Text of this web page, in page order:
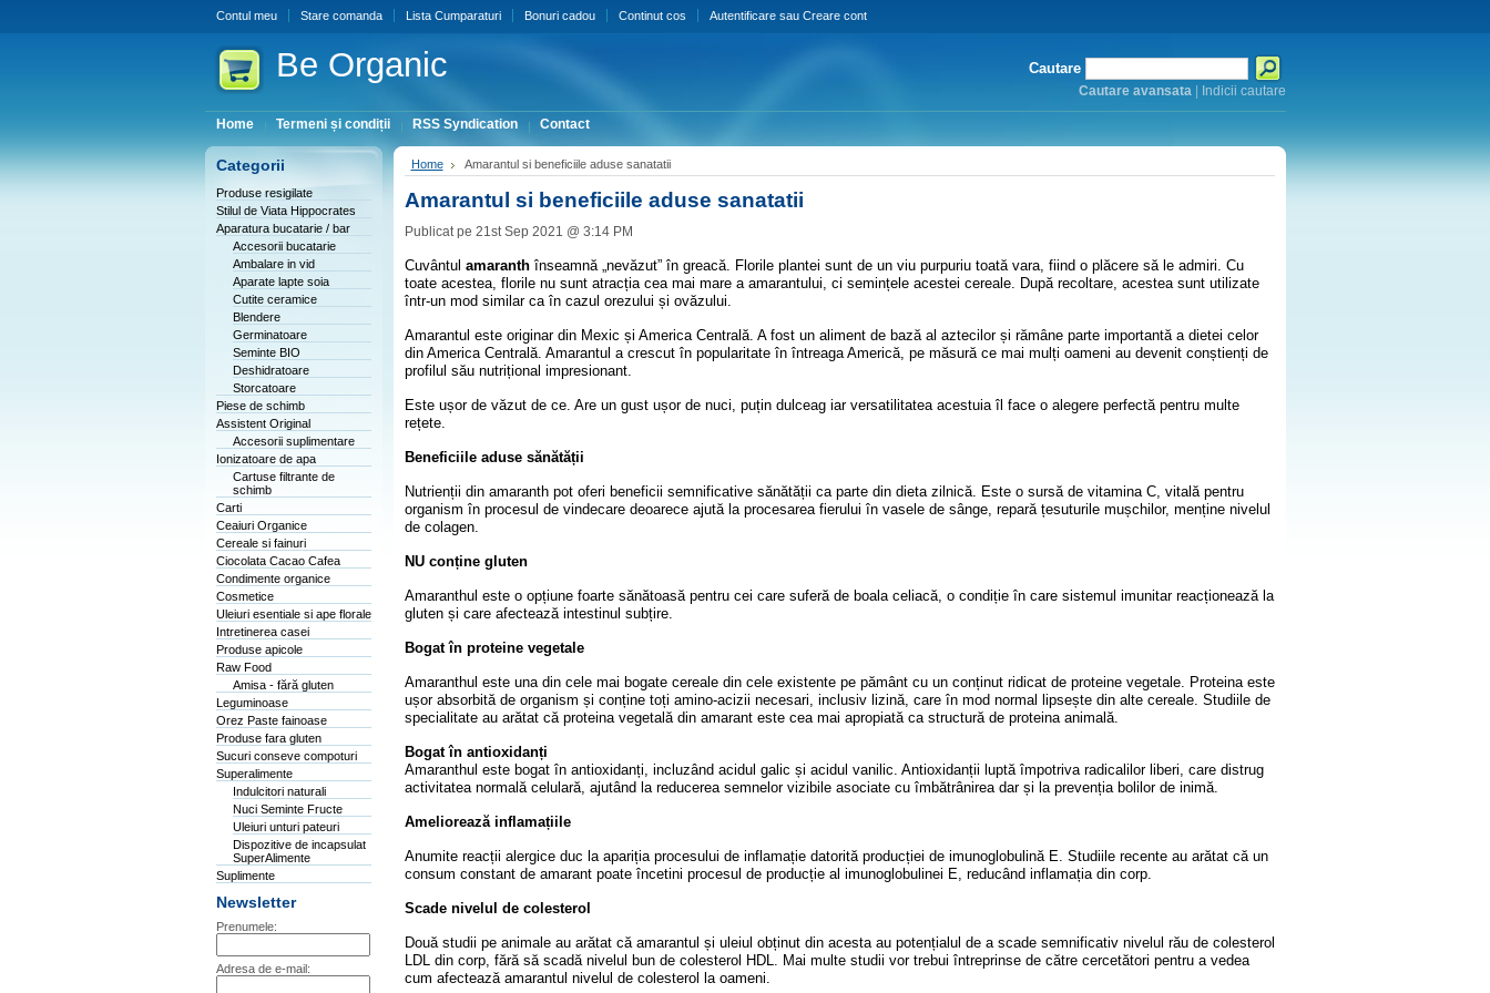
Contul meu Stare comanda Lista Cumparaturi Bonuri cadou Continut cos Autentificaresau Creare cont
Be Organic Cautare
Cautare avansata Indicii cautare
Home Termeni și condiții RSS Syndication Contact
Categorii
Produse resigilate
Stilul de Viata Hippocrates
Aparatura bucatarie / bar
Accesorii bucatarie
Ambalare in vid
Aparate lapte soia
Cutite ceramice
Blendere
Germinatoare
Seminte BIO
Deshidratoare
Storcatoare
Piese de schimb
Assistent Original
Accesorii suplimentare
Ionizatoare de apa
Cartuse filtrante de
schimb
Carti
Ceaiuri Organice
Cereale si fainuri
Ciocolata Cacao Cafea
Condimente organice
Cosmetice
Uleiuri esentiale si ape florale
Intretinerea casei
Produse apicole
Raw Food
Amisa - fără gluten
Leguminoase
Orez Paste fainoase
Produse fara gluten
Sucuri conseve compoturi
Superalimente
Indulcitori naturali
Nuci Seminte Fructe
Uleiuri unturi pateuri
Dispozitive de incapsulat
SuperAlimente
Suplimente
Newsletter
Prenumele:
Adresa de e-mail:
Home Amarantul si beneficiile aduse sanatatii
Amarantul si beneficiile aduse sanatatii
Publicat pe 21st Sep 2021 @ 3:14 PM
Cuvântul amaranthînseamnă „nevăzut” în greacă. Florile plantei sunt de un viu purpuriu toată vara, fiind o plăcere să le admiri. Cu
toate acestea, florile nu sunt atracția cea mai mare a amarantului, ci semințele acestei cereale. După recoltare, acestea sunt utilizate
într-un mod similar ca în cazul orezului și ovăzului.
Amarantul este originar din Mexic și America Centrală. A fost un aliment de bază al aztecilor și rămâne parte importantă a dietei celor
din America Centrală. Amarantul a crescut în popularitate în întreaga Americă, pe măsură ce mai mulți oameni au devenit conștienți de
profilul său nutrițional impresionant.
Este ușor de văzut de ce. Are un gust ușor de nuci, puțin dulceag iar versatilitatea acestuia îl face o alegere perfectă pentru multe
rețete.
Beneficiile aduse sănătății
Nutrienții din amaranth pot oferi beneficii semnificative sănătății ca parte din dieta zilnică. Este o sursă de vitamina C, vitală pentru
organism în procesul de vindecare deoarece ajută la procesarea fierului în vasele de sânge, repară țesuturile mușchilor, menține nivelul
de colagen.
NU conține gluten
Amaranthul este o opțiune foarte sănătoasă pentru cei care suferă de boala celiacă, o condiție în care sistemul imunitar reacționează la
gluten și care afectează intestinul subțire.
Bogat în proteine vegetale
Amaranthul este una din cele mai bogate cereale din cele existente pe pământ cu un conținut ridicat de proteine vegetale. Proteina este
ușor absorbită de organism și conține toți amino-acizii necesari, inclusiv lizină, care în mod normal lipsește din alte cereale. Studiile de
specialitate au arătat că proteina vegetală din amarant este cea mai apropiată ca structură de proteina animală.
Bogat în antioxidanți
Amaranthul este bogat în antioxidanți, incluzând acidul galic și acidul vanilic. Antioxidanții luptă împotriva radicalilor liberi, care distrug
activitatea normală celulară, ajutând la reducerea semnelor vizibile asociate cu îmbătrânirea dar și la prevenția bolilor de inimă.
Ameliorează inflamațiile
Anumite reacții alergice duc la apariția procesului de inflamație datorită producției de imunoglobulină E. Studiile recente au arătat că un
consum constant de amarant poate încetini procesul de producție al imunoglobulinei E, reducând inflamația din corp.
Scade nivelul de colesterol
Două studii pe animale au arătat că amarantul și uleiul obținut din acesta au potențialul de a scade semnificativ nivelul rău de colesterol
LDL din corp, fără să scadă nivelul bun de colesterol HDL. Mai multe studii vor trebui întreprinse de către cercetători pentru a vedea
cum afectează amarantul nivelul de colesterol la oameni.